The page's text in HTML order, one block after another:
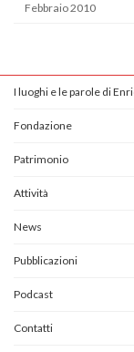
Febbraio 2010
I luoghi e le parole di
Fondazione
Patrimonio
Attività
News
Pubblicazioni
Podcast
Contatti